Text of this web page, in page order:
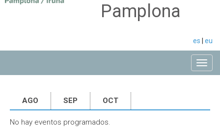
Pamplona
es eu
AGO SEP OCT
No hay eventos programados.